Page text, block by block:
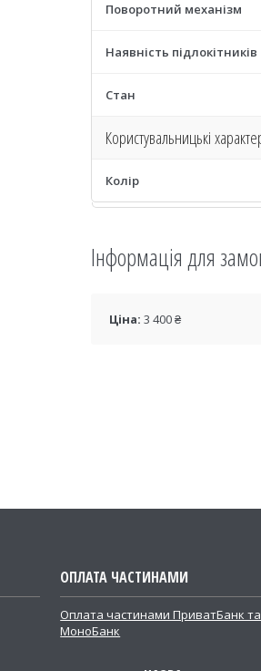
Поворотний механізм
Наявність підлокітників
Стан
Користувальницькі
Колір
Інформація для
Ціна: 3 400 ₴
ОПЛАТА ЧАСТИНАМИ
Оплата частинами ПриватБанк та
МоноБанк